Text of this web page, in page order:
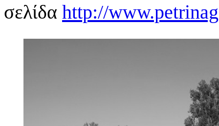
σελίδα http://